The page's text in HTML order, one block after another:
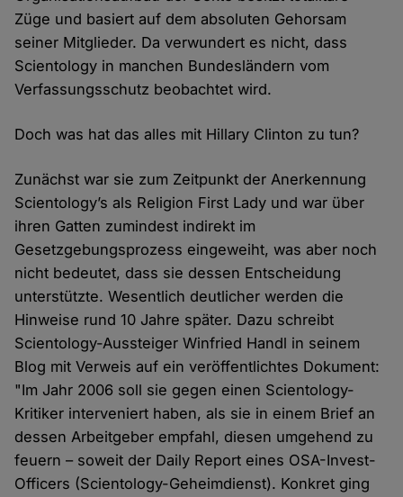
Züge und basiert auf dem absoluten Gehorsam
seiner Mitglieder. Da verwundert es nicht, dass
Scientology in manchen Bundesländern vom
Verfassungsschutz beobachtet wird.
Doch was hat das alles mit Hillary Clinton zu tun?
Zunächst war sie zum Zeitpunkt der Anerkennung
Scientology’s als Religion First Lady und war über
ihren Gatten zumindest indirekt im
Gesetzgebungsprozess eingeweiht, was aber noch
nicht bedeutet, dass sie dessen Entscheidung
unterstützte. Wesentlich deutlicher werden die
Hinweise rund 10 Jahre später. Dazu schreibt
Scientology-Aussteiger Winfried Handl in seinem
Blog mit Verweis auf ein veröffentlichtes Dokument:
"Im Jahr 2006 soll sie gegen einen Scientology-
Kritiker interveniert haben, als sie in einem Brief an
dessen Arbeitgeber empfahl, diesen umgehend zu
feuern – soweit der Daily Report eines OSA-Invest-
Officers (Scientology-Geheimdienst). Konkret ging